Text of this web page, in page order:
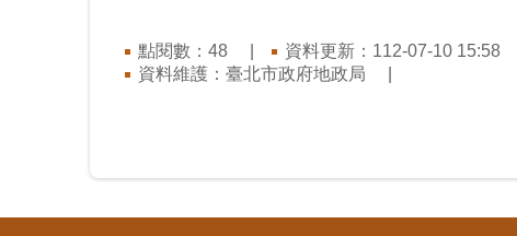
點閱數： 48 資料更新：112-07-10 15:58
資料維護：臺北市政府地政局